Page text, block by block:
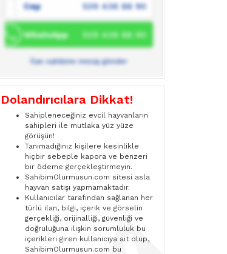
Cep 539 436 88 90
WhatsApp 539 436 88 90
İlan sahibine mesaj gönder
Dolandırıcılara Dikkat!
Sahipleneceğiniz evcil hayvanların
sahipleri ile mutlaka yüz yüze
görüşün!
Tanımadığınız kişilere kesinlikle
hiçbir sebeple kapora ve benzeri
bir ödeme gerçekleştirmeyin.
SahibimOlurmusun.com sitesi asla
hayvan satışı yapmamaktadır.
Kullanıcılar tarafından sağlanan her
türlü ilan, bilgi, içerik ve görselin
gerçekliği, orijinalliği, güvenliği ve
doğruluğuna ilişkin sorumluluk bu
içerikleri giren kullanıcıya ait olup,
SahibimOlurmusun.com bu